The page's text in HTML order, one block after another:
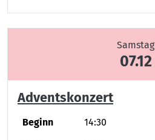
Samstag
07.12
Adventskonzert
Beginn 14:30